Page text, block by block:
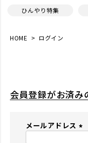
ひんやり特集
HOME ログイン
会員登録がお済み
メールアドレス